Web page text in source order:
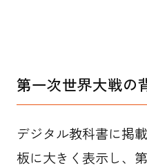
第一次世界大戦の
デジタル教科書に掲
板に大きく表示し、